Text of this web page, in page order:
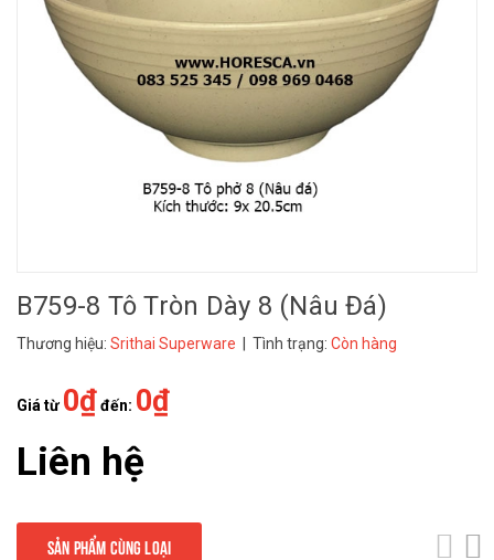
B759-8 Tô Tròn Dày 8 (Nâu Đá)
Thương hiệu: Srithai Superware | Tình trạng: Còn hàng
Giá từ 0₫đến: 0₫
Liên hệ
SẢN PHẨM CÙNG LOẠI